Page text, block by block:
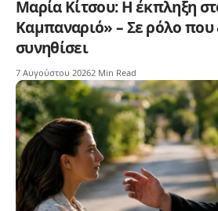
Μαρία Κίτσου: Η έκπληξη
Καμπαναριό» – Σε ρόλο που
συνηθίσει
7 Αυγούστου 20262 Min Read